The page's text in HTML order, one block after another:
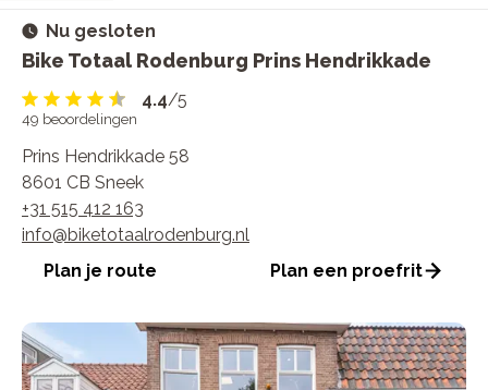
Nu gesloten
Bike Totaal Rodenburg Prins Hendrikkade
4.4/5
49 beoordelingen
Prins Hendrikkade 58
8601 CB Sneek
+31 515 412 163
info@biketotaalrodenburg.nl
Plan je route
Plan een proefrit